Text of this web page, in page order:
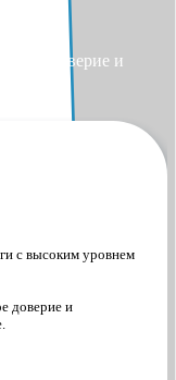
доверие и
с высоким уровнем
доверие и